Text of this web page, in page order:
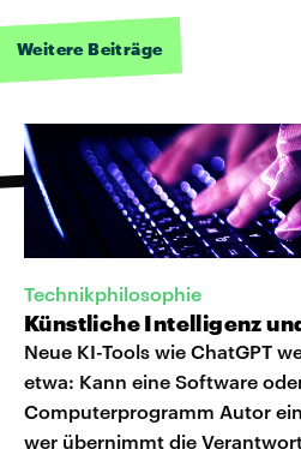
Weitere Beiträge
Technikphilosophie
Künstliche Intelligenz
Neue KI-Tools wie ChatGPT
etwa: Kann eine Software
Computerprogramm Autor
wer übernimmt die